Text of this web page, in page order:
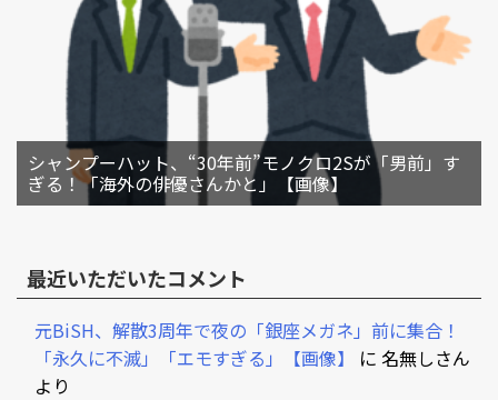
シャンプーハット、“30年前”モノクロ2Sが「男前」す
ぎる！「海外の俳優さんかと」【画像】
最近いただいたコメント
元BiSH、解散3周年で夜の「銀座メガネ」前に集合！
「永久に不滅」「エモすぎる」【画像】
に 名無しさん
より